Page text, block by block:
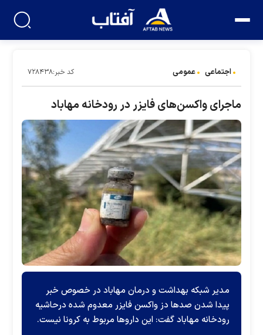
اجتماعی عمومی کد خبر:۷۲۸۴۳۸
ماجرای واکسن‌های فایزر در رودخانه مهاباد
مدیر شبکه بهداشت و درمان مهاباد در خصوص خبر
پیدا شدن صدها دز واکسن فایزر معدوم شده درحاشیه
رودخانه مهاباد گفت: این داروها مربوط به کرونا نیست.